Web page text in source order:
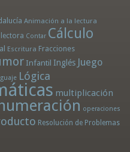
Animación a la lectura
Contar Cálculo
Escritura Fracciones
Infantil Inglés Juego
Lógica
multiplicación
operaciones
Resolución de Problemas